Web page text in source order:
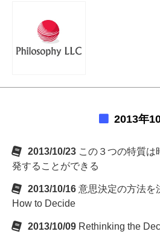
2013年
2013/10/23 この３つの特質は
発することができる
2013/10/16 意思決定の方法
How to Decide
2013/10/09 Rethinking the